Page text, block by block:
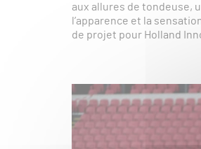
aux allures de tondeuse,
l’apparence et la
de projet pour Holland